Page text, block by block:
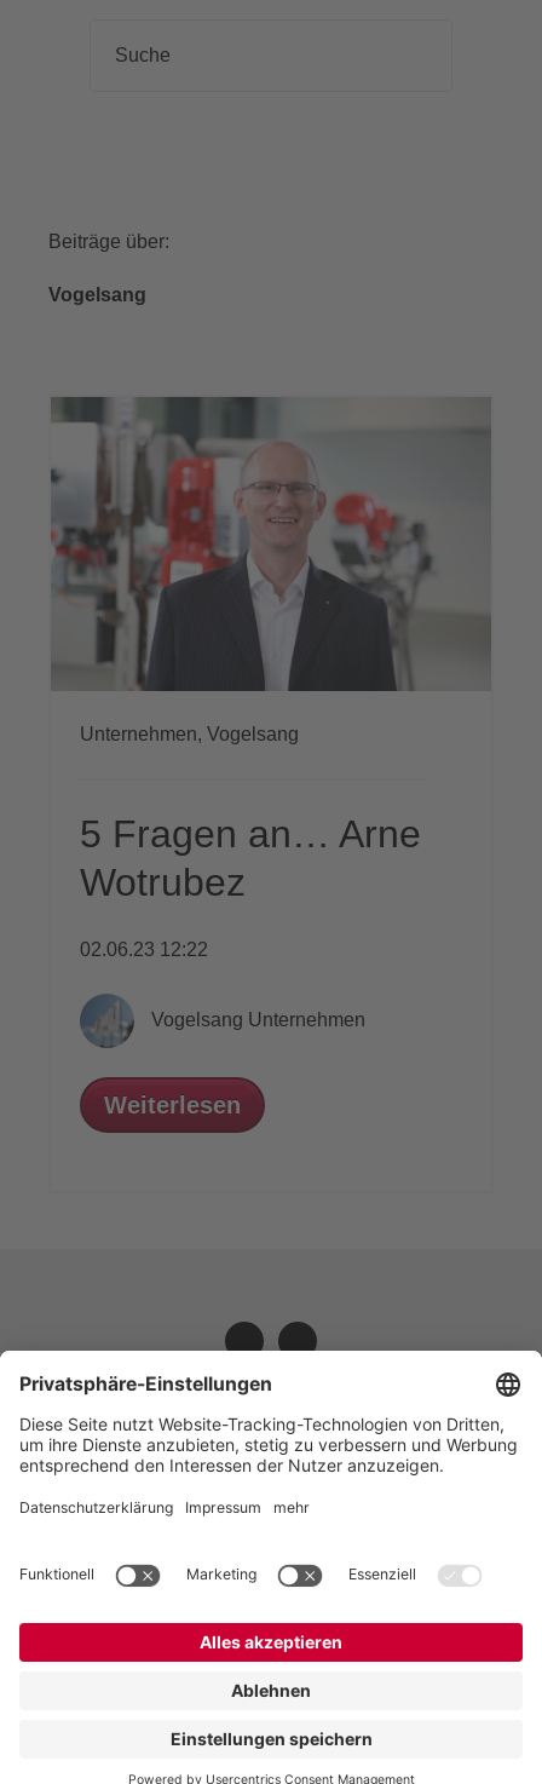
Beiträge über:
Vogelsang
Unternehmen, Vogelsang
5 Fragen an… Arne
Wotrubez
02.06.23 12:22
Vogelsang Unternehmen
Weiterlesen
VOGELSANG - LEADING IN TECHNOLOGY
Vogelsang GmbH & Co. KG,
:+49 5434 83 0
:
Datenschutz|Impressum|Disclaimer